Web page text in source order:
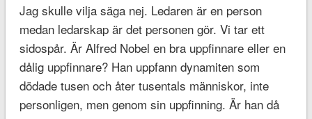
Jag skulle vilja säga nej. Ledaren är en person
medan ledarskap är det personen gör. Vi tar ett
sidospår. Är Alfred Nobel en bra uppfinnare eller en
dålig uppfinnare? Han uppfann dynamiten som
dödade tusen och åter tusentals människor, inte
personligen, men genom sin uppfinning. Är han då